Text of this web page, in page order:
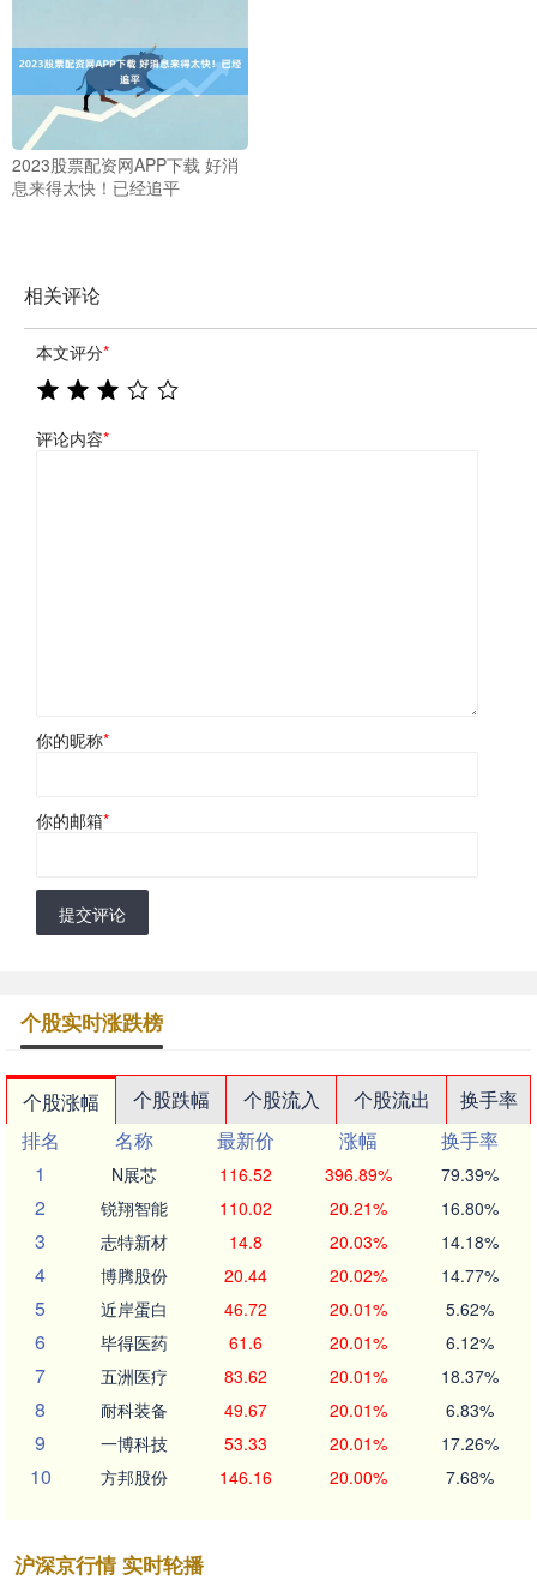
2023股票配资网APP下载 好消
息来得太快！已经追平
相关评论
本文评分*
评论内容*
你的昵称*
你的邮箱*
提交评论
个股实时涨跌榜
个股涨幅 个股跌幅 个股流入 个股流出
换手率
排名
名称 最新价 涨幅
换手率
1
N展芯 116.52 396.89% 79.39%
2 锐翔智能 110.02 20.21% 16.80%
3 志特新材 14.8 20.03% 14.18%
4 博腾股份 20.44 20.02% 14.77%
5 近岸蛋白 46.72 20.01% 5.62%
6 毕得医药 61.6 20.01% 6.12%
7 五洲医疗 83.62 20.01% 18.37%
8 耐科装备 49.67 20.01% 6.83%
9 一博科技 53.33 20.01% 17.26%
10 方邦股份 146.16 20.00% 7.68%
沪深京行情 实时轮播